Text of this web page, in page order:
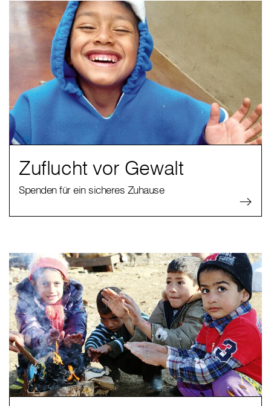
Zuflucht vor Gewalt
Spenden für ein sicheres Zuhause